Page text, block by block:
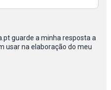
usar na elaboração do meu